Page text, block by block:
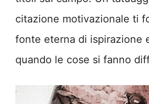
citazione motivazionale ti
fonte eterna di ispirazione
quando le cose si fanno